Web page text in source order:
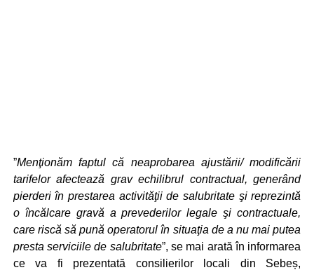
”Menţionăm faptul că neaprobarea ajustării/ modificării
tarifelor afectează grav echilibrul contractual, generând
pierderi în prestarea activităţii de salubritate şi reprezintă
o încălcare gravă a prevederilor legale şi contractuale,
care riscă să pună operatorul în situaţia de a nu mai putea
presta serviciile de salubritate”, se mai arată în informarea
ce va fi prezentată consilierilor locali din Sebeș,